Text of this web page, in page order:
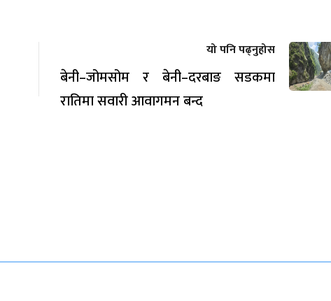
यो पनि पढ्नुहोस
बेनी–जोमसोम र बेनी–दरबाङ सडकमा
रातिमा सवारी आवागमन बन्द